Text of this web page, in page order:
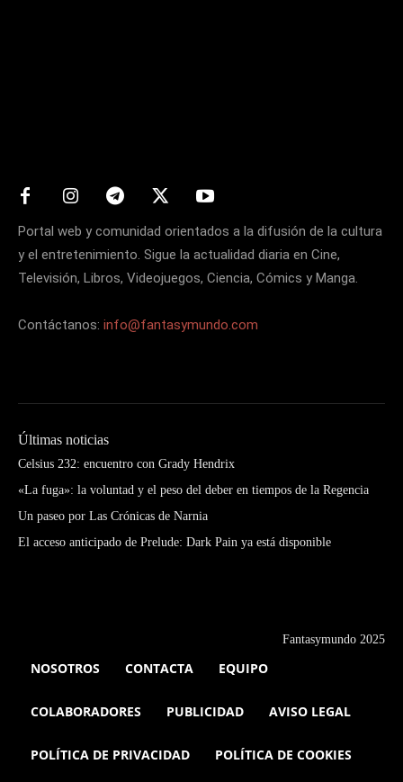
Portal web y comunidad orientados a la difusión de la cultura
y el entretenimiento. Sigue la actualidad diaria en Cine,
Televisión, Libros, Videojuegos, Ciencia, Cómics y Manga.
Contáctanos: info@fantasymundo.com
Últimas noticias
Celsius 232: encuentro con Grady Hendrix
«La fuga»: la voluntad y el peso del deber en tiempos de la Regencia
Un paseo por Las Crónicas de Narnia
El acceso anticipado de Prelude: Dark Pain ya está disponible
Fantasymundo 2025
NOSOTROS CONTACTA EQUIPO
COLABORADORES PUBLICIDAD AVISO LEGAL
POLÍTICA DE PRIVACIDAD POLÍTICA DE COOKIES